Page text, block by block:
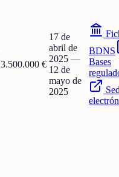
3.500.000 €
17 de
abril de
2025 —
12 de
mayo de
2025
BDNS
Bases